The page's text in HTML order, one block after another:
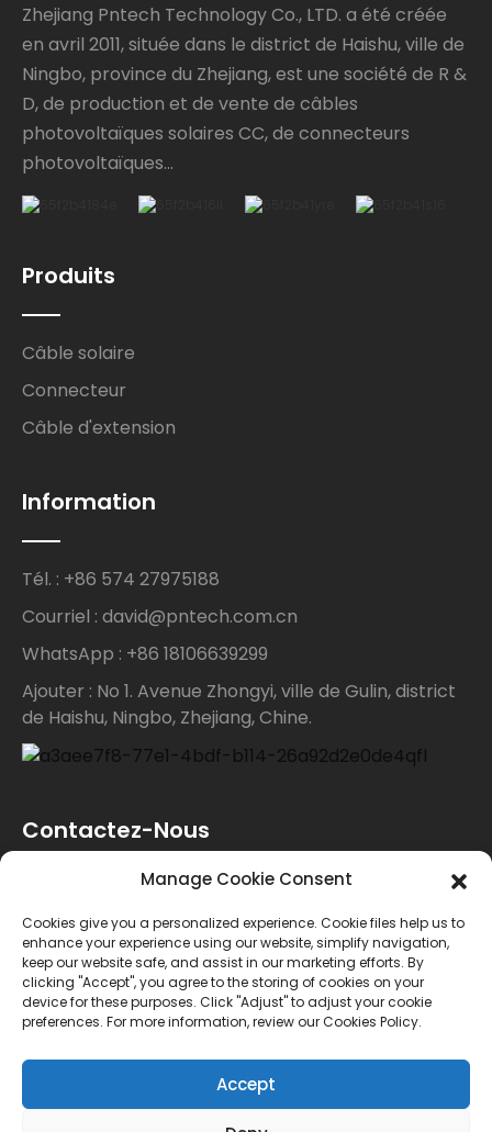
Zhejiang Pntech Technology Co., LTD. a été créée
en avril 2011, située dans le district de Haishu, ville de
Ningbo, province du Zhejiang, est une société de R &
D, de production et de vente de câbles
photovoltaïques solaires CC, de connecteurs
photovoltaïques...
Produits
Câble solaire
Connecteur
Câble d'extension
Information
Tél. : +86 574 27975188
Courriel : david@pntech.com.cn
WhatsApp : +86 18106639299
Ajouter : No 1. Avenue Zhongyi, ville de Gulin, district
de Haishu, Ningbo, Zhejiang, Chine.
Contactez-Nous
produits ou notre liste de prix, veuillez nous laisser
votre e-mail et nous vous contacterons dans les 24
heures.
ENQUÊTE
Manage Cookie Consent
Cookies give you a personalized experience. Cookie files help us to
enhance your experience using our website, simplify navigation,
keep our website safe, and assist in our marketing efforts. By
clicking "Accept", you agree to the storing of cookies on your
device for these purposes. Click "Adjust" to adjust your cookie
preferences. For more information, review our Cookies Policy.
Accept